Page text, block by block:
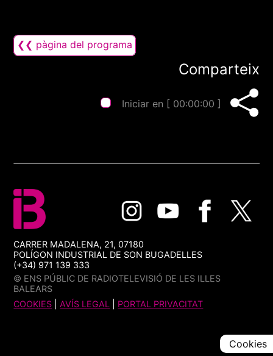
❮❮ pàgina del programa
Comparteix
Iniciar en [ 00:00:00 ]
CARRER MADALENA, 21, 07180
POLÍGON INDUSTRIAL DE SON BUGADELLES
(+34) 971 139 333
© ENS PÚBLIC DE RADIOTELEVISIÓ DE LES ILLES
BALEARS
COOKIES |AVÍS LEGAL PORTAL PRIVACITAT
Cookies